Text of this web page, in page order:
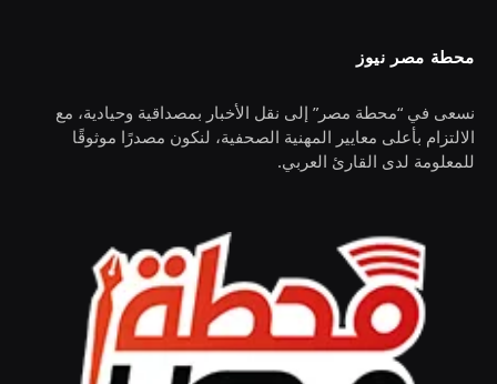
محطة مصر نيوز
نسعى في “محطة مصر” إلى نقل الأخبار بمصداقية وحيادية، مع
الالتزام بأعلى معايير المهنية الصحفية، لنكون مصدرًا موثوقًا
للمعلومة لدى القارئ العربي.